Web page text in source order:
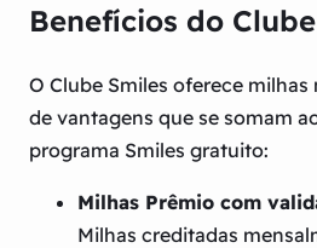
Benefícios do
O Clube Smiles oferece milhas
de vantagens que se somam
programa Smiles gratuito:
Milhas Prêmio com
Milhas creditadas